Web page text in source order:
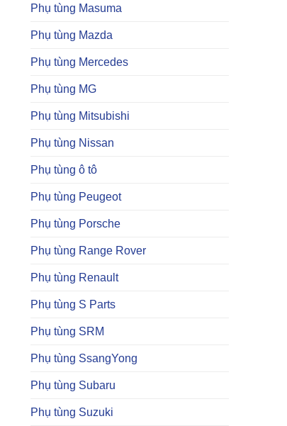
Phụ tùng Masuma
Phụ tùng Mazda
Phụ tùng Mercedes
Phụ tùng MG
Phụ tùng Mitsubishi
Phụ tùng Nissan
Phụ tùng ô tô
Phụ tùng Peugeot
Phụ tùng Porsche
Phụ tùng Range Rover
Phụ tùng Renault
Phụ tùng S Parts
Phụ tùng SRM
Phụ tùng SsangYong
Phụ tùng Subaru
Phụ tùng Suzuki